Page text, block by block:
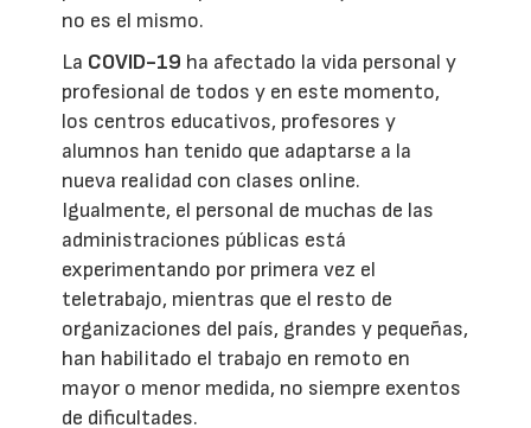
no es el mismo.
La COVID-19 ha afectado la vida personal y
profesional de todos y en este momento,
los centros educativos, profesores y
alumnos han tenido que adaptarse a la
nueva realidad con clases online.
Igualmente, el personal de muchas de las
administraciones públicas está
experimentando por primera vez el
teletrabajo, mientras que el resto de
organizaciones del país, grandes y pequeñas,
han habilitado el trabajo en remoto en
mayor o menor medida, no siempre exentos
de dificultades.